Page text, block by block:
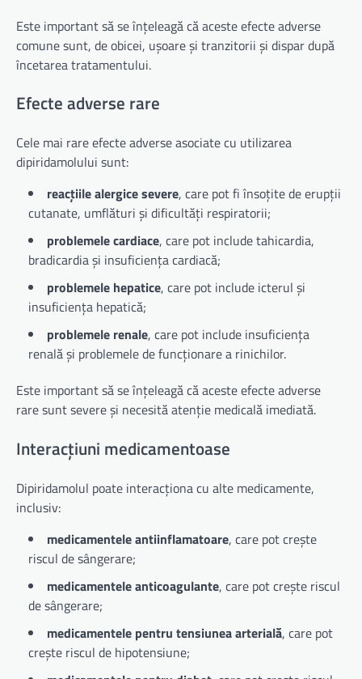
Este important să se înțeleagă că aceste efecte adverse
comune sunt, de obicei, ușoare și tranzitorii și dispar după
încetarea tratamentului.
Efecte adverse rare
Cele mai rare efecte adverse asociate cu utilizarea
dipiridamolului sunt:
reacțiile alergice severe, care pot fi însoțite de erupții
cutanate, umflături și dificultăți respiratorii;
problemele cardiace, care pot include tahicardia,
bradicardia și insuficiența cardiacă;
problemele hepatice, care pot include icterul și
insuficiența hepatică;
problemele renale, care pot include insuficiența
renală și problemele de funcționare a rinichilor.
Este important să se înțeleagă că aceste efecte adverse
rare sunt severe și necesită atenție medicală imediată.
Interacțiuni medicamentoase
Dipiridamolul poate interacționa cu alte medicamente,
inclusiv:
medicamentele antiinflamatoare, care pot crește
riscul de sângerare;
medicamentele anticoagulante, care pot crește riscul
de sângerare;
medicamentele pentru tensiunea arterială, care pot
crește riscul de hipotensiune;